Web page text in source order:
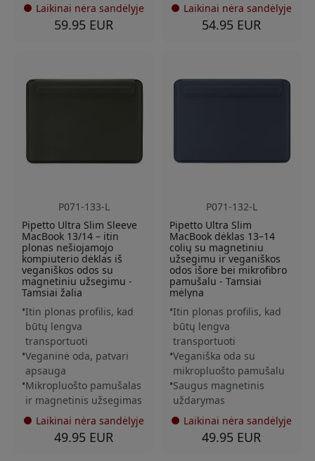
Laikinai nėra sandėlyje
59.95 EUR
Laikinai nėra sandėlyje
54.95 EUR
P071-133-L
Pipetto Ultra Slim Sleeve
MacBook 13/14 – itin
plonas nešiojamojo
kompiuterio dėklas iš
veganiškos odos su
magnetiniu užsegimu -
Tamsiai žalia
Itin plonas profilis, kad
būtų lengva
transportuoti
Veganinė oda, patvari
apsauga
Mikropluošto pamušalas
ir magnetinis užsegimas
Laikinai nėra sandėlyje
49.95 EUR
P071-132-L
Pipetto Ultra Slim
MacBook dėklas 13–14
colių su magnetiniu
užsegimu ir veganiškos
odos išore bei mikrofibro
pamušalu - Tamsiai
mėlyna
Itin plonas profilis, kad
būtų lengva
transportuoti
Veganiška oda su
mikropluošto pamušalu
Saugus magnetinis
uždarymas
Laikinai nėra sandėlyje
49.95 EUR